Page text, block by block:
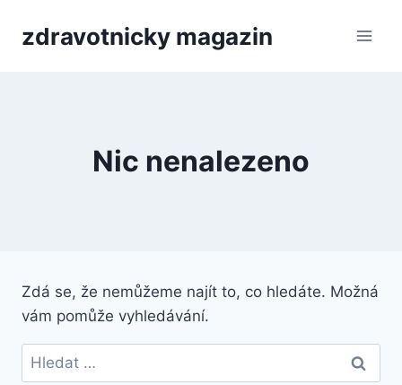
zdravotnicky magazin
Nic nenalezeno
Zdá se, že nemůžeme najít to, co hledáte. Možná
vám pomůže vyhledávání.
Vyhledávání